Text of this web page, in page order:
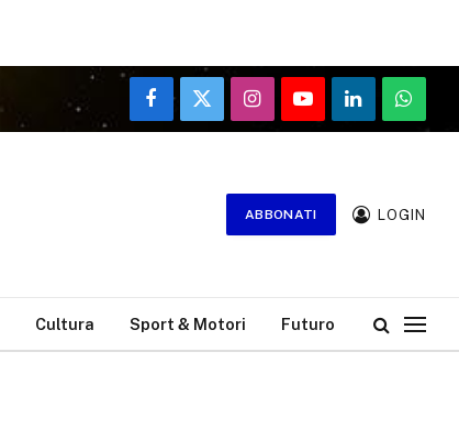
Facebook
X
(Twitter)
InstagramYouTubeLinkedIn
ABBONATI LOGIN
Cultura Sport & Motori Futuro